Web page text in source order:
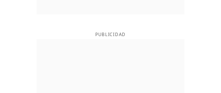
PUBLICIDAD